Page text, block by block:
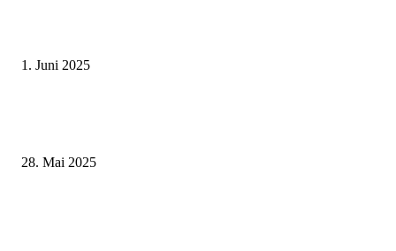
1. Juni 2025
28. Mai 2025